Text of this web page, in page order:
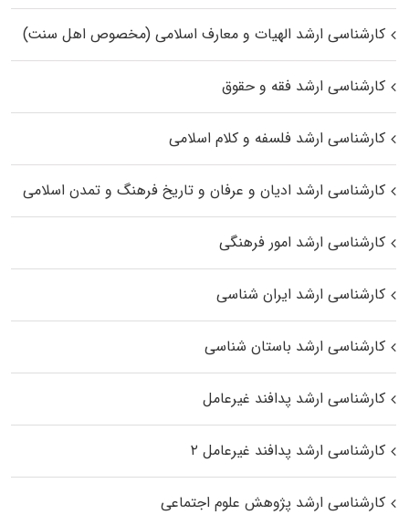
کارشناسی ارشد الهیات و معارف اسلامی (مخصوص اهل سنت)
کارشناسی ارشد فقه و حقوق
کارشناسی ارشد فلسفه و کلام اسلامی
کارشناسی ارشد ادیان و عرفان و تاریخ فرهنگ و تمدن اسلامی
کارشناسی ارشد امور فرهنگی
کارشناسی ارشد ایران شناسی
کارشناسی ارشد باستان شناسی
کارشناسی ارشد پدافند غیرعامل
کارشناسی ارشد پدافند غیرعامل ۲
کارشناسی ارشد پژوهش علوم اجتماعی